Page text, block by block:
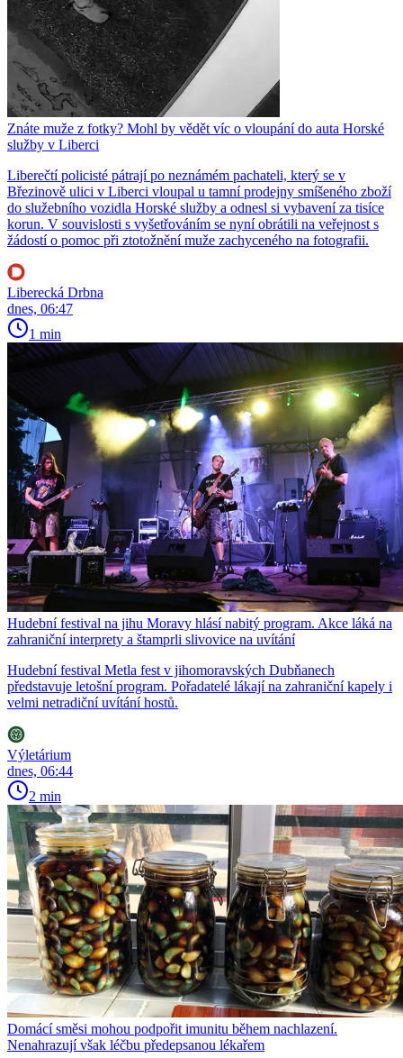
Znáte muže z fotky? Mohl by vědět víc o vloupání do auta Horské
služby v Liberci
Liberečtí policisté pátrají po neznámém pachateli, který se v
Březinově ulici v Liberci vloupal u tamní prodejny smíšeného zboží
do služebního vozidla Horské služby a odnesl si vybavení za tisíce
korun. V souvislosti s vyšetřováním se nyní obrátili na veřejnost s
žádostí o pomoc při ztotožnění muže zachyceného na fotografii.
Liberecká Drbna
dnes, 06:47
1 min
Hudební festival na jihu Moravy hlásí nabitý program. Akce láká na
zahraniční interprety a štamprli slivovice na uvítání
Hudební festival Metla fest v jihomoravských Dubňanech
představuje letošní program. Pořadatelé lákají na zahraniční kapely i
velmi netradiční uvítání hostů.
Výletárium
dnes, 06:44
2 min
Domácí směsi mohou podpořit imunitu během nachlazení.
Nenahrazují však léčbu předepsanou lékařem